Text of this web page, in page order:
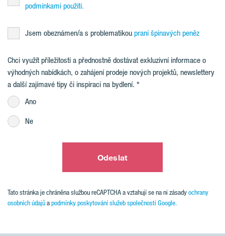
podmínkami použití.
Jsem obeznámen/a s problematikou praní špinavých peněz
Chci využít příležitosti a přednostně dostávat exkluzivní informace o
výhodných nabídkách, o zahájení prodeje nových projektů, newslettery
a další zajímavé tipy či inspiraci na bydlení.
Ano
Ne
Odeslat
Tato stránka je chráněna službou reCAPTCHA a vztahují se na ni zásadyochrany
osobních údajůapodmínky poskytování služeb společnosti Google.